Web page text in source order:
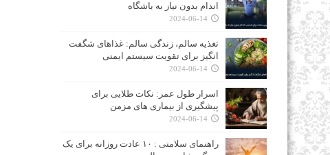
اندام بدون نیاز به باشگاه
2024-06-14
تغذیه سالم، زندگی سالم: غذاهای شگفت‌
انگیز برای تقویت سیستم ایمنی
2024-06-14
اسرار طول عمر: نکات طلایی برای
پیشگیری از بیماری‌ های مزمن
2024-06-14
راهنمای سلامتی : ۱۰ عادت روزانه برای یک